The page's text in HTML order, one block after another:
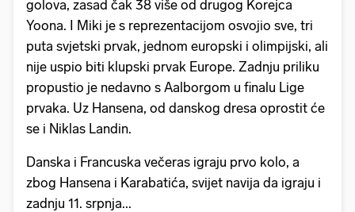
golova, zasad čak 38 više od drugog Korejca
Yoona. I Miki je s reprezentacijom osvojio sve, tri
puta svjetski prvak, jednom europski i olimpijski, ali
nije uspio biti klupski prvak Europe. Zadnju priliku
propustio je nedavno s Aalborgom u finalu Lige
prvaka. Uz Hansena, od danskog dresa oprostit će
se i Niklas Landin.
Danska i Francuska večeras igraju prvo kolo, a
zbog Hansena i Karabatića, svijet navija da igraju i
zadnju 11. srpnja...